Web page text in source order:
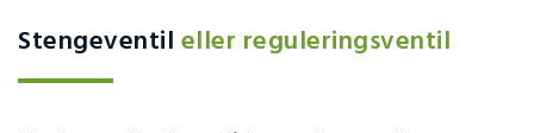
Stengeventil eller reguleringsventil